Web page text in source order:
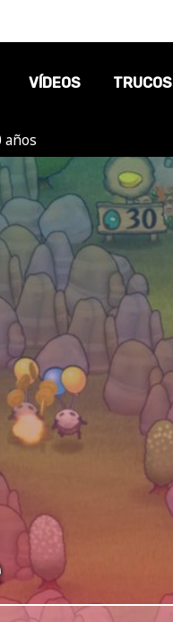
VÍDEOS TRUCOS
años